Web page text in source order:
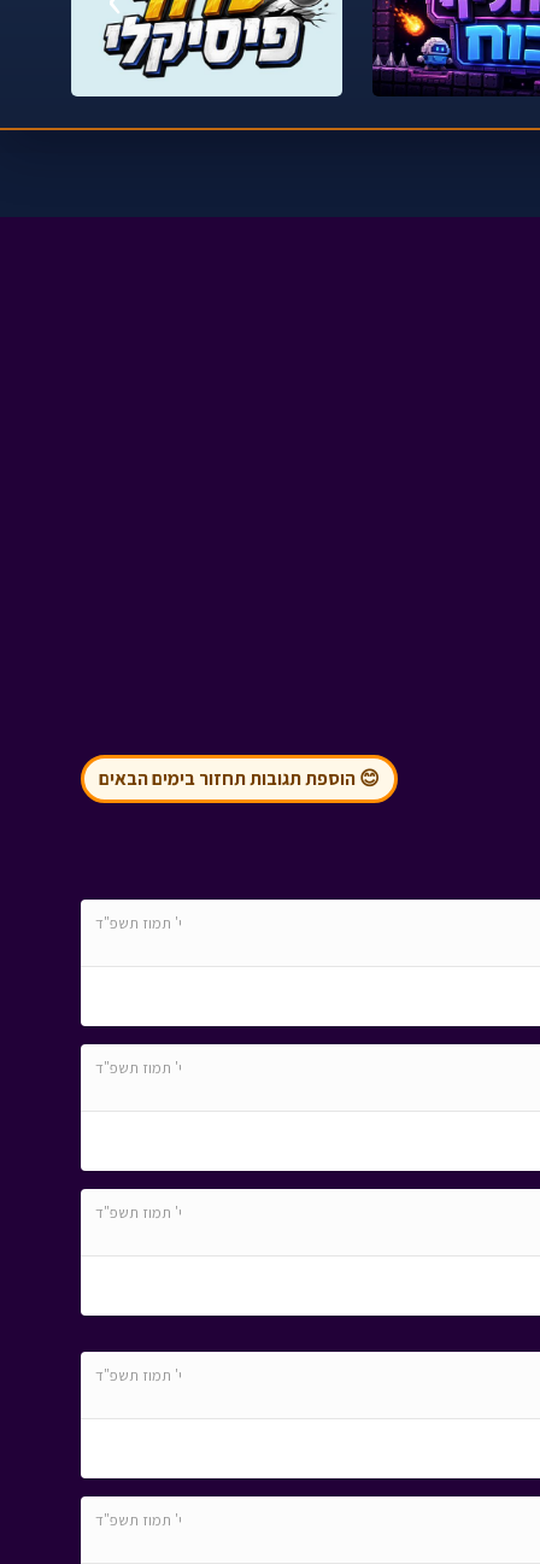
😊 הוספת תגובות תחזור בימים הבאים
י' תמוז תשפ"ד
י' תמוז תשפ"ד
י' תמוז תשפ"ד
י' תמוז תשפ"ד
י' תמוז תשפ"ד